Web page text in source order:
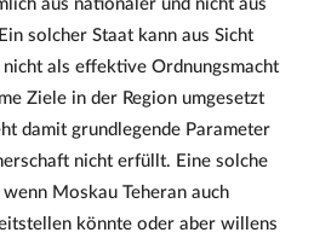
aus nationaler und nicht aus
solcher Staat kann aus Sicht
als effektive Ordnungsmacht
Ziele in der Region umgesetzt
damit grundlegende Parameter
nicht erfüllt. Eine solche
Moskau Teheran auch
könnte oder aber willens